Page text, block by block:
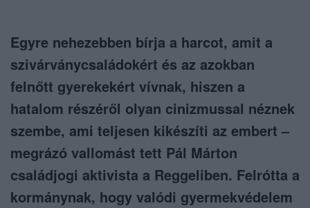
Egyre nehezebben bírja a harcot, amit a
szivárványcsaládokért és az azokban
felnőtt gyerekekért vívnak, hiszen a
hatalom részéről olyan cinizmussal néznek
szembe, ami teljesen kikészíti az embert –
megrázó vallomást tett Pál Márton
családjogi aktivista a Reggeliben. Felrótta a
kormánynak, hogy valódi gyermekvédelem